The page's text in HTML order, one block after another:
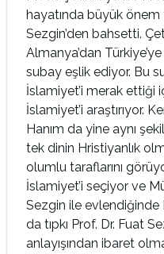
hayatında büyük önem
Sezgin’den bahsetti.
Almanya’dan
subay eşlik ediyor. Bu
İslamiyet’i merak ettiği
İslamiyet’i araştırıyor.
Hanım da yine aynı
tek dinin Hristiyanlık
olumlu taraflarını
İslamiyet’i seçiyor ve
Sezgin ile evlendiğinde
da tıpkı Prof. Dr. Fuat
anlayışından ibaret